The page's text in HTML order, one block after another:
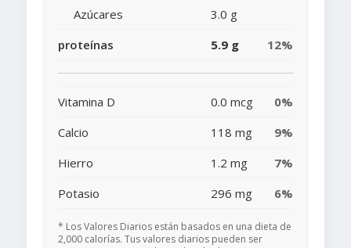
Azúcares
3.0 g
proteínas
5.9 g 12%
Vitamina D 0.0 mcg
0%
Calcio
118 mg
9%
Hierro
1.2 mg
7%
Potasio
296 mg 6%
* Los Valores Diarios están basados en una dieta de
2,000 calorías. Tus valores diarios pueden ser